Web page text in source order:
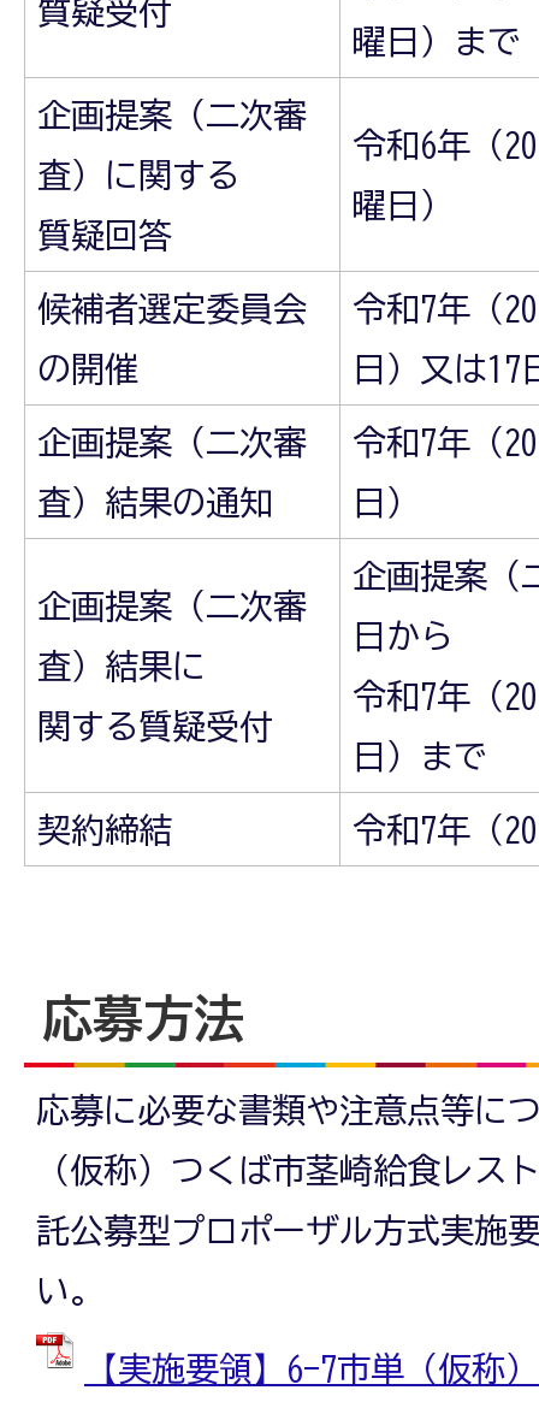
質疑受付
曜日）まで
企画提案（二次審
査）に関する
質疑回答
令和6年（
曜日）
候補者選定委員会
の開催
令和7年（
日）又は17
企画提案（二次審
査）結果の通知
令和7年（
日）
企画提案（二次審
査）結果に
関する質疑受付
企画提案（
日から
令和7年（
日）まで
契約締結 令和7年（
応募方法
応募に必要な書類や注意点等に
（仮称）つくば市茎崎給食レス
託公募型プロポーザル方式実施
い。
【実施要領】6-7市単（仮称